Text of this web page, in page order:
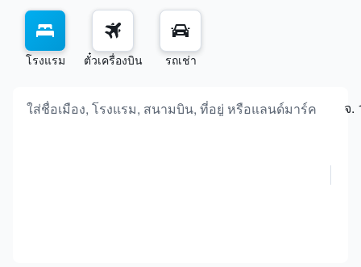
โรงแรม ตั๋วเครื่องบิน รถเช่า
ใส่ชื่อเมือง, โรงแรม, สนามบิน, ที่อยู่ หรือแลนด์มาร์ค จ.